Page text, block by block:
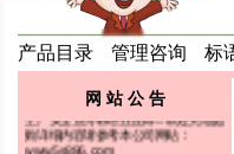
产品目录 管理咨询 标
网 站 公 告
5S/6S/7S/8S宣传标语挂图，环保宣
传，ROHS/ISO14001系列标语海
报，企业文化类标语挂图，食堂礼
仪，节约标语挂图，企业培训标语，
生产安全宣传标语挂图等...欢迎光临选
购详细内容请参考本公司网站：
www.5s886.com
适合张贴场所：办公室、车间办公
室、会议室、会客厅、 培训教室、仓